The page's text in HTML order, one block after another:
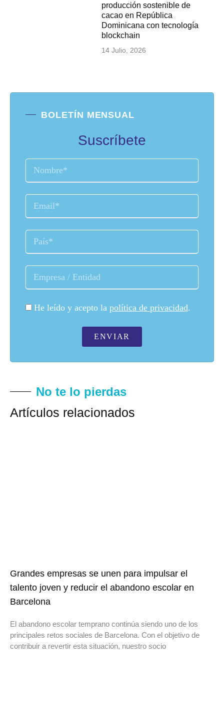
producción sostenible de
cacao en República
Dominicana con tecnología
blockchain
14 Julio, 2026
BOLETÍN MENSUAL
Suscríbete
He leído y acepto la política de privacidad.
ENVIAR
No te lo pierdas
Artículos relacionados
Grandes empresas se unen para impulsar el
talento joven y reducir el abandono escolar en
Barcelona
El abandono escolar temprano continúa siendo uno de los
principales retos sociales de Barcelona. Con el objetivo de
contribuir a revertir esta situación, nuestro socio